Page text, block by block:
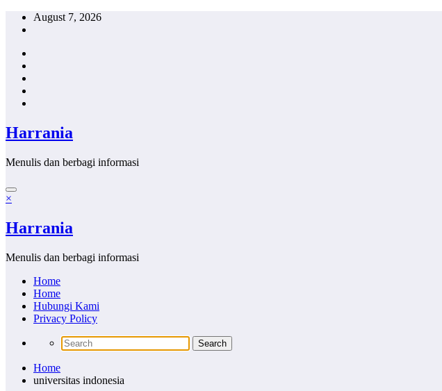
Skip
August 7, 2026
Harrania
Menulis dan berbagi informasi
×
Harrania
Menulis dan berbagi informasi
Home
Home
Hubungi Kami
Privacy Policy
Home
universitas indonesia